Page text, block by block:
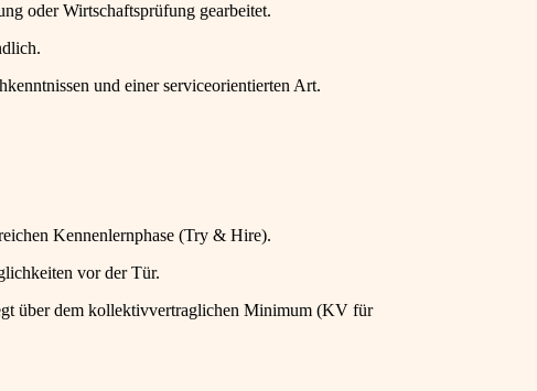
oder Wirtschaftsprüfung gearbeitet.
und einer serviceorientierten Art.
Kennenlernphase (Try & Hire).
vor der Tür.
über dem kollektivvertraglichen Minimum (KV für